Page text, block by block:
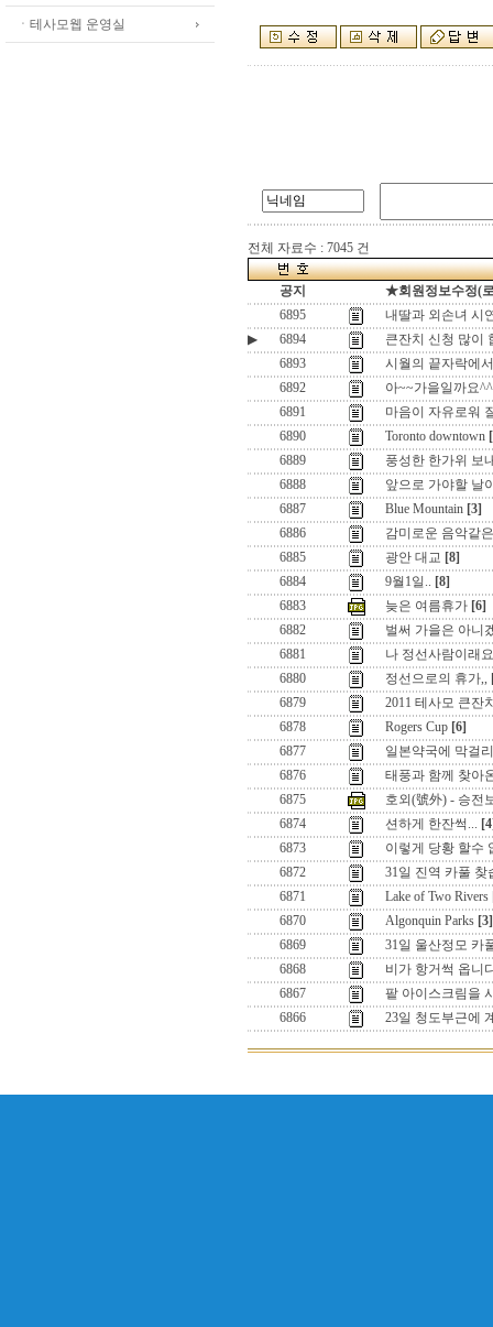
ㆍ테사모웹 운영실
전체 자료수 : 7045 건
공지
★회원정보수정(
6895
내딸과 외손녀 시
▶
6894
큰잔치 신청 많이
6893
시월의 끝자락에
6892
아~~가을일까요^^
6891
마음이 자유로워
6890
Toronto downtown
6889
풍성한 한가위 보
6888
앞으로 가야할 날
6887
Blue Mountain [3]
6886
감미로운 음악같
6885
광안 대교 [8]
6884
9월1일.. [8]
6883
늦은 여름휴가 [6]
6882
벌써 가을은 아니
6881
나 정선사람이래
6880
정선으로의 휴가,,
6879
2011 테사모 큰잔
6878
Rogers Cup [6]
6877
일본약국에 막걸
6876
태풍과 함께 찾아
6875
호외(號外) - 승전
6874
션하게 한잔썩...
6873
이렇게 당황 할수
6872
31일 진역 카풀 찾
6871
Lake of Two Rivers
6870
Algonquin Parks [3]
6869
31일 울산정모 카
6868
비가 항거썩 옵니
6867
팥 아이스크림을
6866
23일 청도부근에